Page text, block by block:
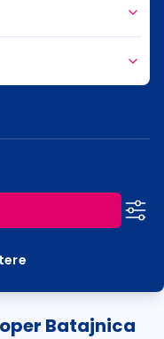
Batajnica